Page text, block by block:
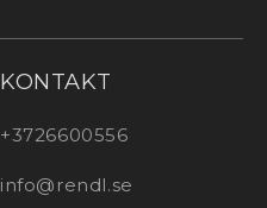
KONTAKT
+3726600556
info@rendl.se